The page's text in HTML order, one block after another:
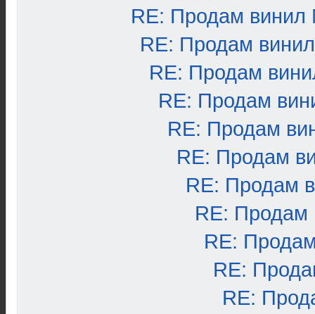
RE: Продам винил
RE: Продам
RE: Продам
RE: Продам
RE: Продам
RE: Продам
RE: Продам
RE: Продам
RE:
RE:
RE: